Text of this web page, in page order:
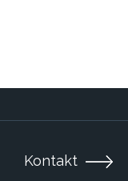
Kontakt